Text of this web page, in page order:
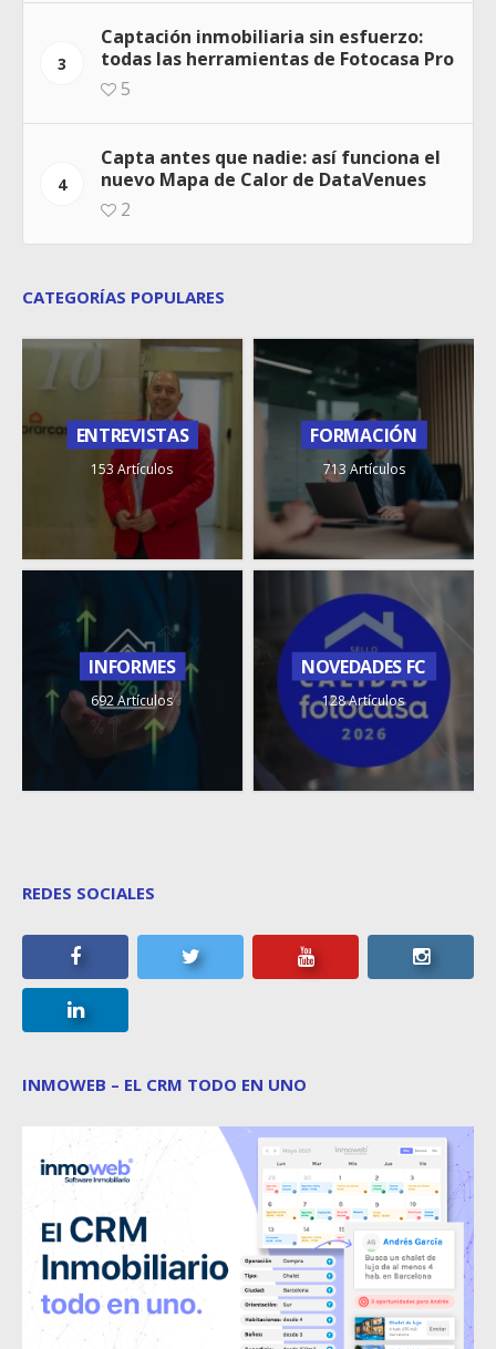
3
Captación inmobiliaria sin esfuerzo:
todas las herramientas de Fotocasa Pro
5
4
Capta antes que nadie: así funciona el
nuevo Mapa de Calor de DataVenues
2
CATEGORÍAS POPULARES
ENTREVISTAS
153 Artículos
FORMACIÓN
713 Artículos
INFORMES
692 Artículos
NOVEDADES FC
128 Artículos
REDES SOCIALES
INMOWEB – EL CRM TODO EN UNO